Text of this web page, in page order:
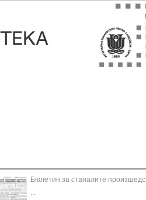
Бюлетин за станалите произшедс
...